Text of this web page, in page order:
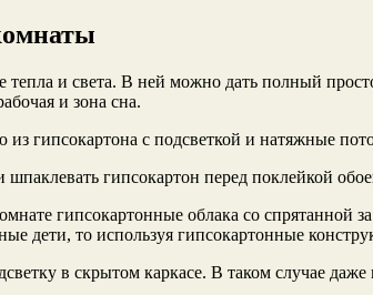
и света. В ней можно дать полный
и зона сна.
гипсокартона с подсветкой и натяжные
гипсокартон перед поклейкой
гипсокартонные облака со спрятанной
дети, то используя гипсокартонные
в скрытом каркасе. В таком случае